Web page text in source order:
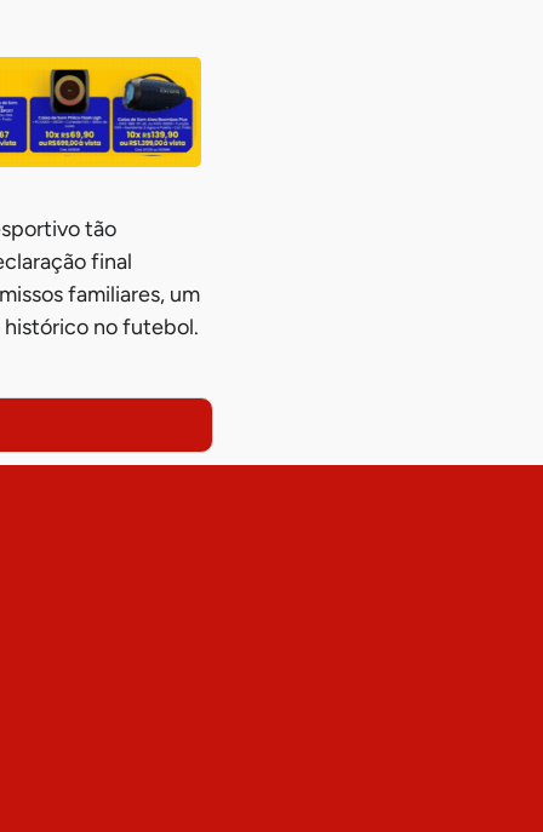
tão
final
familiares, um
histórico no futebol.